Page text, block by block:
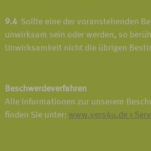
9.4 Sollte eine der voranstehenden
unwirksam sein oder werden, so
Unwirksamkeit nicht die übrigen
Beschwerdeverfahren
Alle Informationen zur unserem
finden Sie unter: www.vers4u.de >